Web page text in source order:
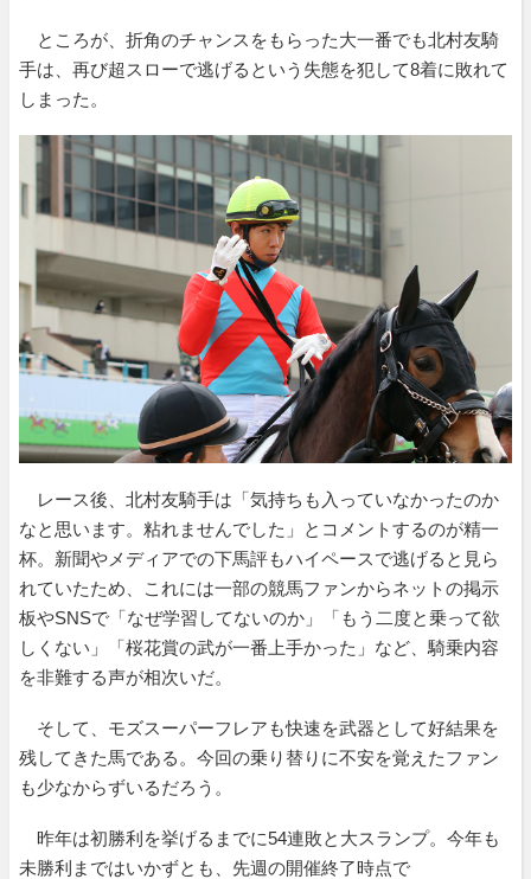
ところが、折角のチャンスをもらった大一番でも北村友騎
手は、再び超スローで逃げるという失態を犯して8着に敗れて
しまった。
レース後、北村友騎手は「気持ちも入っていなかったのか
なと思います。粘れませんでした」とコメントするのが精一
杯。新聞やメディアでの下馬評もハイペースで逃げると見ら
れていたため、これには一部の競馬ファンからネットの掲示
板やSNSで「なぜ学習してないのか」「もう二度と乗って欲
しくない」「桜花賞の武が一番上手かった」など、騎乗内容
を非難する声が相次いだ。
そして、モズスーパーフレアも快速を武器として好結果を
残してきた馬である。今回の乗り替りに不安を覚えたファン
も少なからずいるだろう。
昨年は初勝利を挙げるまでに54連敗と大スランプ。今年も
未勝利まではいかずとも、先週の開催終了時点で